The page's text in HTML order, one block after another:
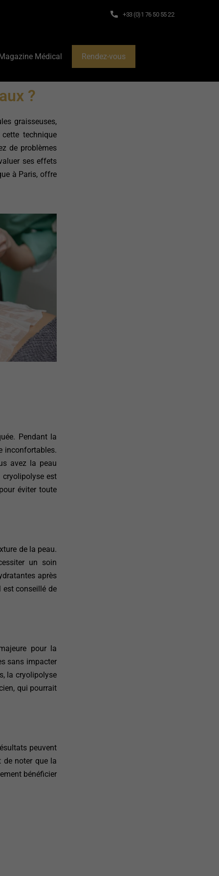
+33 (0)1 76 50 55 22
Médical Rendez-vous
?
graisseuses,
technique
de problèmes
ses effets
à Paris, offre
Pendant la
inconfortables.
avez la peau
cryolipolyse est
éviter toute
de la peau.
un soin
après
est conseillé de
pour la
sans impacter
la cryolipolyse
qui pourrait
peuvent
de noter que la
bénéficier